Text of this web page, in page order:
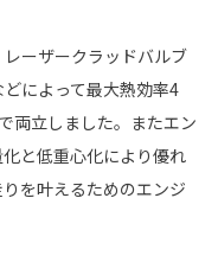
ーザークラッドバルブ
によって最大熱効率4
両立しました。またエン
と低重心化により優れ
を叶えるためのエンジ